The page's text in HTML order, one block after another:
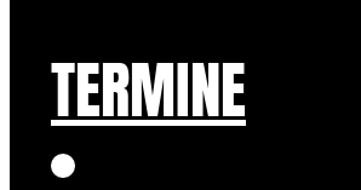
TERMINE